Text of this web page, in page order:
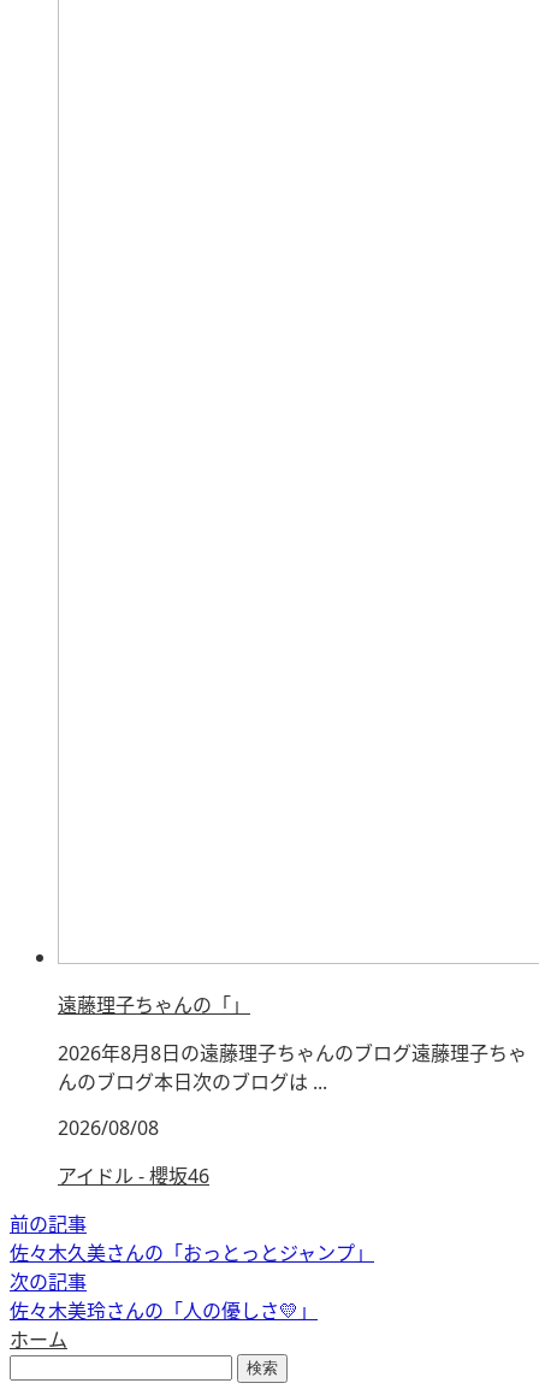
遠藤理子ちゃんの「」
2026年8月8日の遠藤理子ちゃんのブログ遠藤理子ちゃ
んのブログ本日次のブログは ...
2026/08/08
アイドル - 櫻坂46
前の記事
佐々木久美さんの「おっとっとジャンプ」
次の記事
佐々木美玲さんの「人の優しさ💛」
ホーム